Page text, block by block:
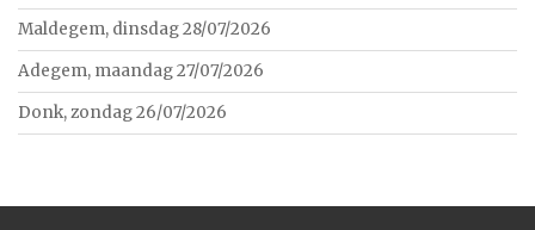
Maldegem, dinsdag 28/07/2026
Adegem, maandag 27/07/2026
Donk, zondag 26/07/2026